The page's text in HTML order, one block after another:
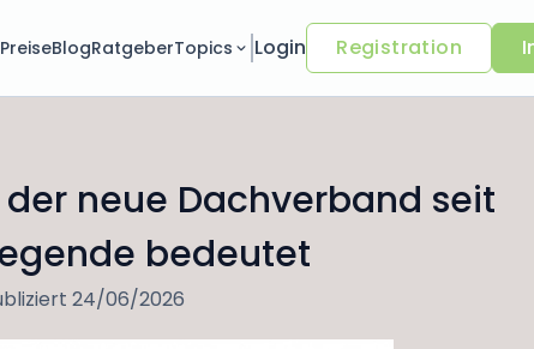
PreiseBlogRatgeberTopics Login Registration
neue Dachverband seit
bedeutet
24/06/2026